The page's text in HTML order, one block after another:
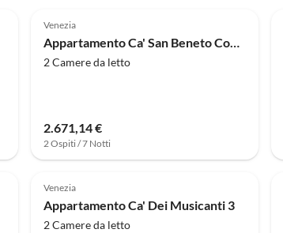
Venezia
Appartamento Ca' San Beneto Completamente Ristrutturato
2 Camere da letto
2.671,14 €
2 Ospiti / 7 Notti
Venezia
Appartamento Ca' Dei Musicanti 3
2 Camere da letto